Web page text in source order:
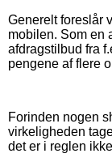
Generelt foreslår
mobilen. Som en
afdragstilbud fra
pengene af flere
Forinden nogen
virkeligheden
det er i reglen